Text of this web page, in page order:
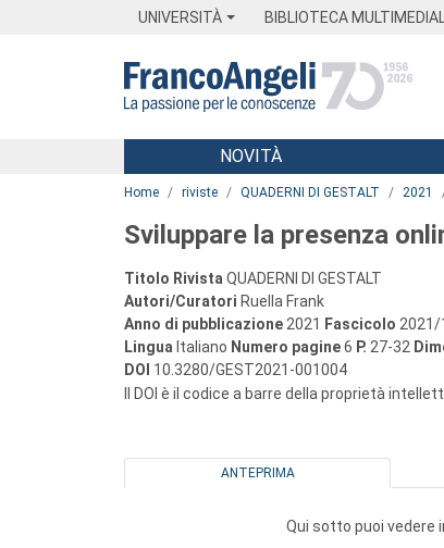
UNIVERSITÀ BIBLIOTECA
Menu
NOVITÀ
Home riviste QUADERNI DI GESTALT 2021
Sviluppare la presenza
Titolo Rivista QUADERNI DI GESTALT
Autori/Curatori Ruella Frank
Anno di pubblicazione 2021 Fascicolo 2021/
Lingua Italiano Numero pagine6 P. 27-32
DOI 10.3280/GEST2021-001004
Il DOI è il codice a barre della proprietà
ANTEPRIMA
Qui sotto puoi vedere